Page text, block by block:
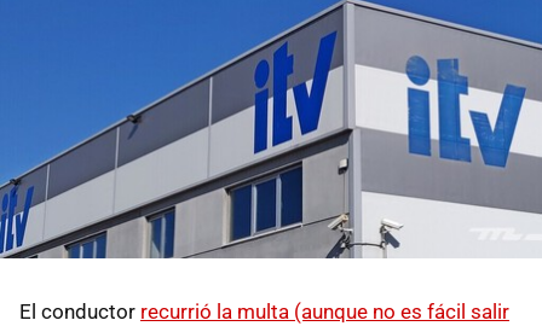
El conductor recurrió la multa (aunque no es fácil salir